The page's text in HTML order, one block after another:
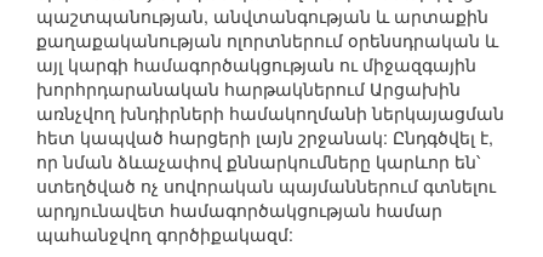
պաշտպանության, անվտանգության և արտաքին
քաղաքականության ոլորտներում օրենսդրական և
այլ կարգի համագործակցության ու միջազգային
խորհրդարանական հարթակներում Արցախին
առնչվող խնդիրների համակողմանի ներկայացման
հետ կապված հարցերի լայն շրջանակ: Ընդգծվել է,
որ նման ձևաչափով քննարկումները կարևոր են՝
ստեղծված ոչ սովորական պայմաններում գտնելու
արդյունավետ համագործակցության համար
պահանջվող գործիքակազմ: